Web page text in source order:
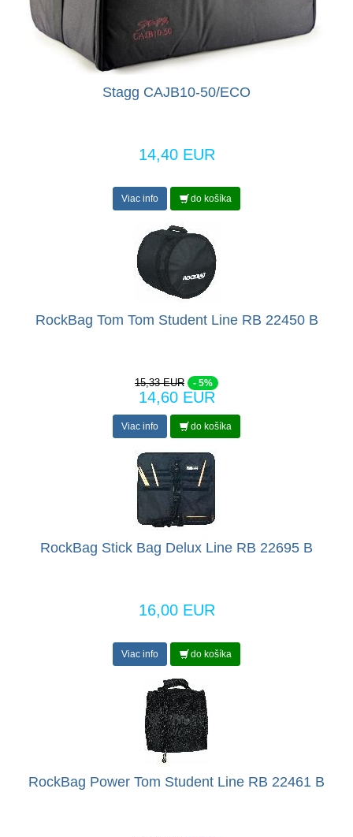
Stagg CAJB10-50/ECO
14,40 EUR
Viac info do košíka
RockBag Tom Tom Student Line RB 22450 B
15,33 EUR - 5%
14,60 EUR
Viac info do košíka
RockBag Stick Bag Delux Line RB 22695 B
16,00 EUR
Viac info do košíka
RockBag Power Tom Student Line RB 22461 B